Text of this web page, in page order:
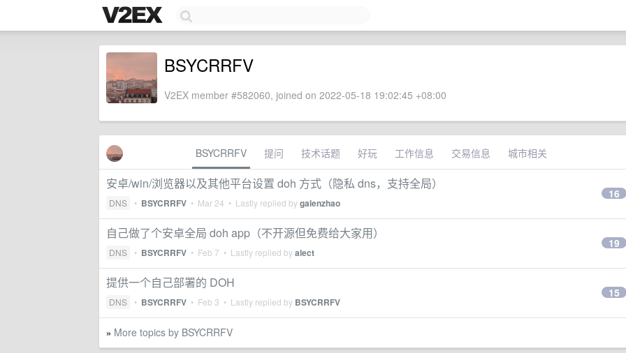
BSYCRRFV
V2EX member #582060, joined on 2022-05-18 19:02:45 +08:00
BSYCRRFV 提问 技术话题 好玩 工作信息 交易信息 城市相关
安卓/win/浏览器以及其他平台设置 doh 方式（隐私 dns，支持全局）
DNS • BSYCRRFV • Mar 24 • Lastly replied bygalenzhao
16
自己做了个安卓全局 doh app（不开源但免费给大家用）
DNS • BSYCRRFV • Feb 7 • Lastly replied byalect
19
提供一个自己部署的 DOH
DNS • BSYCRRFV • Feb 3 • Lastly replied by BSYCRRFV
15
» More topics by BSYCRRFV